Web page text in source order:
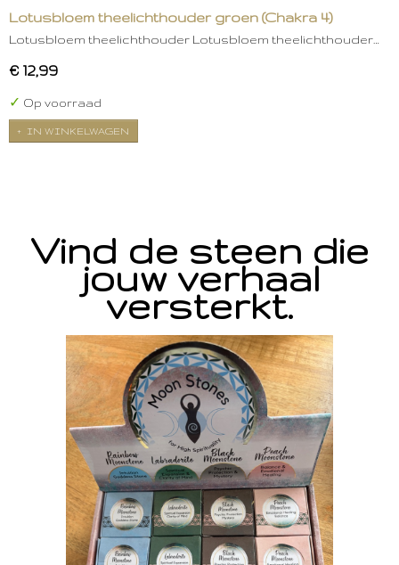
Lotusbloem theelichthouder groen (Chakra 4)
Lotusbloem theelichthouder Lotusbloem theelichthouder…
€ 12,99
✓ Op voorraad
IN WINKELWAGEN
Vind de steen die
jouw verhaal
versterkt.